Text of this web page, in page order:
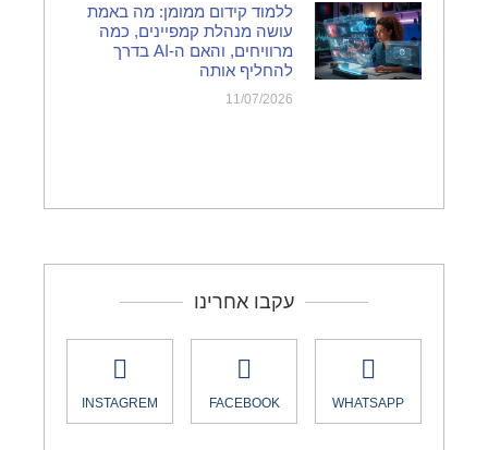
ללמוד קידום ממומן: מה באמת
עושה מנהלת קמפיינים, כמה
מרוויחים, והאם ה-AI בדרך
להחליף אותה
11/07/2026
עקבו אחרינו
WHATSAPP
FACEBOOK
INSTAGREM